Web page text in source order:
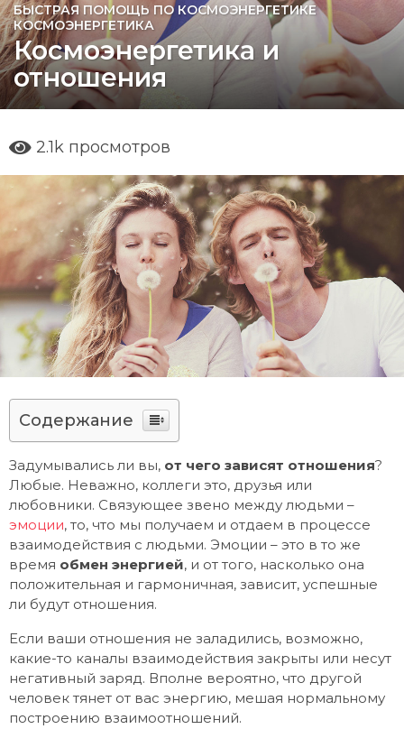
8
л
е
т
a
g
6
л
т
a
g
o
БЫСТРАЯ ПОМОЩЬ ПО КОСМОЭНЕРГЕТИКЕ
КОСМОЭНЕРГЕТИКА
Космоэнергетика и
отношения
2.1k просмотров
Содержание
Задумывались ли вы, от чего зависят отношения?
Любые. Неважно, коллеги это, друзья или
любовники. Связующее звено между людьми –
эмоции, то, что мы получаем и отдаем в процессе
взаимодействия с людьми. Эмоции – это в то же
время обмен энергией, и от того, насколько она
положительная и гармоничная, зависит, успешные
ли будут отношения.
Если ваши отношения не заладились, возможно,
какие-то каналы взаимодействия закрыты или несут
негативный заряд. Вполне вероятно, что другой
человек тянет от вас энергию, мешая нормальному
построению взаимоотношений.